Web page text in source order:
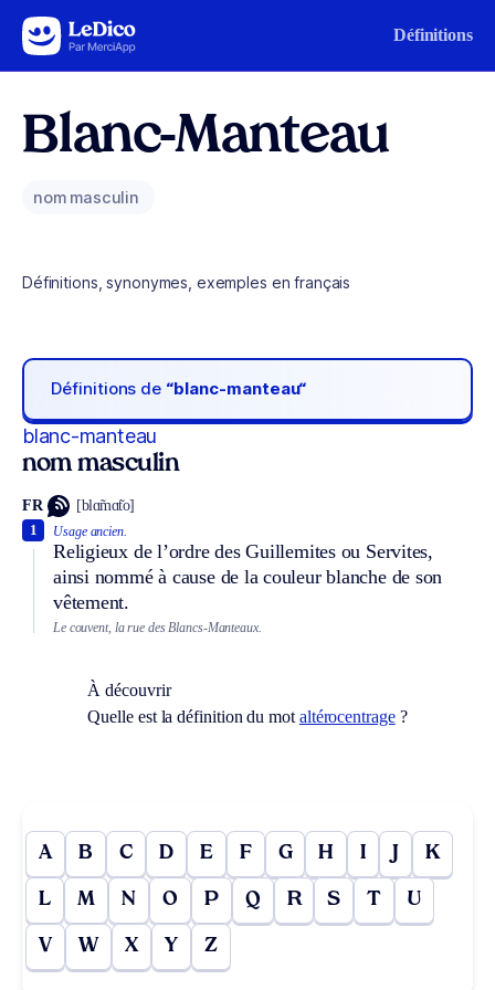
Aller au contenu Définitions
Blanc-Manteau
nom masculin
Définitions, synonymes, exemples en français
Définitions de “blanc-manteau“
blanc-manteau
nom masculin
FR [blɑ̃mɑ̃to]
Usage ancien.
Religieux de l’ordre des Guillemites ou Servites,
ainsi nommé à cause de la couleur blanche de son
vêtement.
1
Le couvent, la rue des Blancs-Manteaux.
À découvrir
Quelle est la définition du mot altérocentrage?
A B C D E F G H I J K
L M N O P Q R S T U
V W X Y Z